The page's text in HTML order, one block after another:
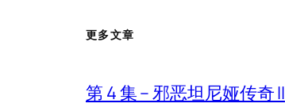
更多文章
第 4 集 – 邪恶坦尼娅传奇 II